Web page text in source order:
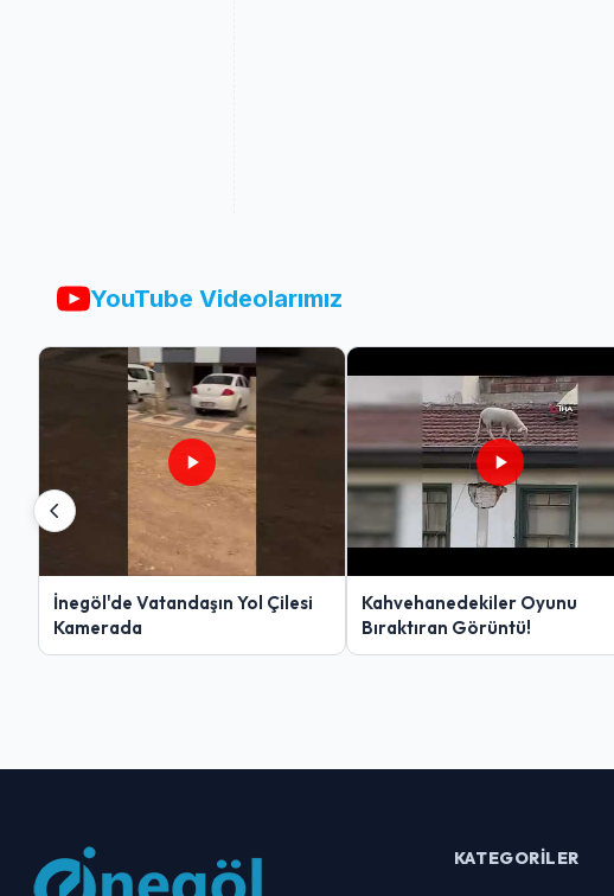
YouTube Videolarımız
İnegöl'de Vatandaşın Yol Çilesi
Kamerada
Kahvehanedekiler Oyunu
Bıraktıran Görüntü!
KATEGORILER